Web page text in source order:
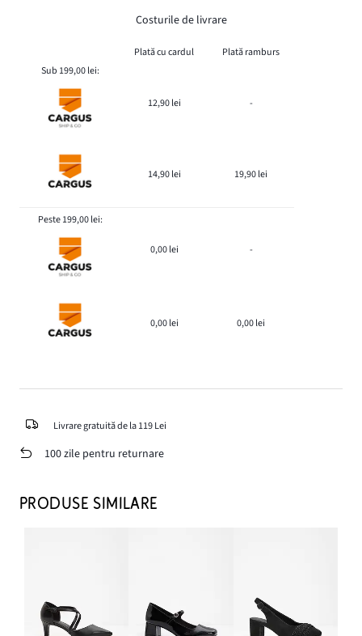
Costurile de livrare
Plată cu cardul
Plată ramburs
Sub 199,00 lei:
12,90 lei -
14,90 lei 19,90 lei
Peste 199,00 lei:
0,00 lei -
0,00 lei 0,00 lei
Livrare gratuită de la 119 Lei
100 zile pentru returnare
PRODUSE SIMILARE